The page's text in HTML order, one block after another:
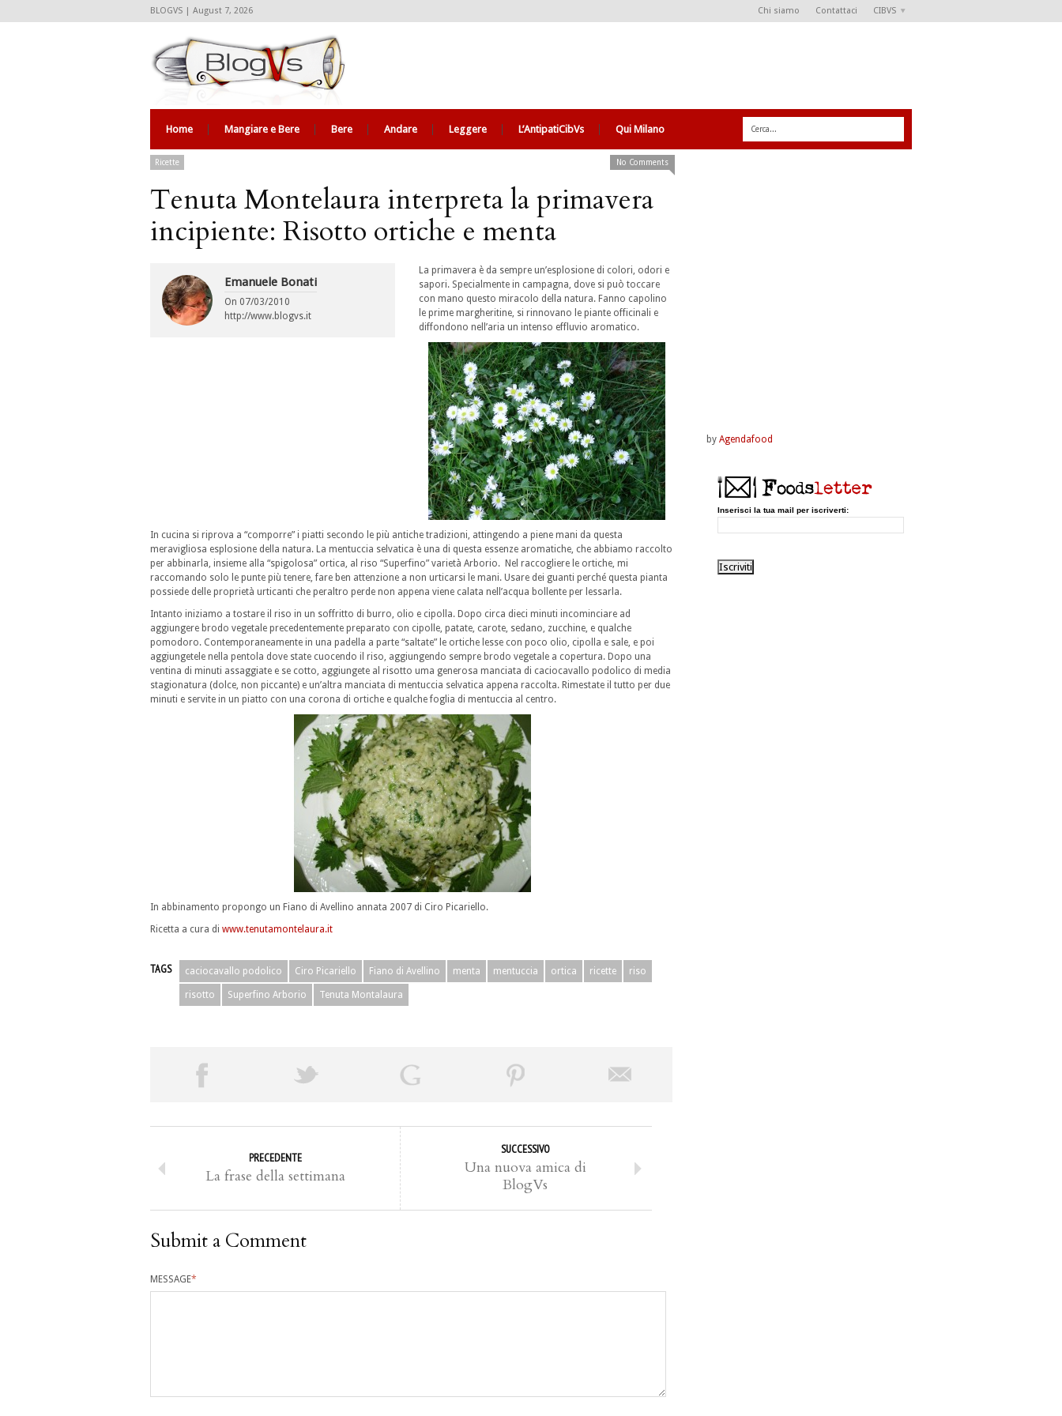
BLOGVS | August 7, 2026 Chi siamo Contattaci CIBVS
Home Mangiare e Bere Bere Andare Leggere L’AntipatiCibVs Qui Milano
Ricette No Comments
Tenuta Montelaura interpreta la primavera
incipiente: Risotto ortiche e menta
Emanuele Bonati
On 07/03/2010
http://www.blogvs.it
La primavera è da sempre un’esplosione di colori, odori e
sapori. Specialmente in campagna, dove si può toccare
con mano questo miracolo della natura. Fanno capolino
le prime margheritine, si rinnovano le piante officinali e
diffondono nell’aria un intenso effluvio aromatico.
In cucina si riprova a “comporre” i piatti secondo le più antiche tradizioni, attingendo a piene mani da questa
meravigliosa esplosione della natura. La mentuccia selvatica è una di questa essenze aromatiche, che abbiamo raccolto
per abbinarla, insieme alla “spigolosa” ortica, al riso “Superfino” varietà Arborio. Nel raccogliere le ortiche, mi
raccomando solo le punte più tenere, fare ben attenzione a non urticarsi le mani. Usare dei guanti perché questa pianta
possiede delle proprietà urticanti che peraltro perde non appena viene calata nell’acqua bollente per lessarla.
Intanto iniziamo a tostare il riso in un soffritto di burro, olio e cipolla. Dopo circa dieci minuti incominciare ad
aggiungere brodo vegetale precedentemente preparato con cipolle, patate, carote, sedano, zucchine, e qualche
pomodoro. Contemporaneamente in una padella a parte “saltate” le ortiche lesse con poco olio, cipolla e sale, e poi
aggiungetele nella pentola dove state cuocendo il riso, aggiungendo sempre brodo vegetale a copertura. Dopo una
ventina di minuti assaggiate e se cotto, aggiungete al risotto uma generosa manciata di caciocavallo podolico di media
stagionatura (dolce, non piccante) e un’altra manciata di mentuccia selvatica appena raccolta. Rimestate il tutto per due
minuti e servite in un piatto con una corona di ortiche e qualche foglia di mentuccia al centro.
In abbinamento propongo un Fiano di Avellino annata 2007 di Ciro Picariello.
Ricetta a cura di www.tenutamontelaura.it
TAGS caciocavallo podolico Ciro Picariello Fiano di Avellino menta mentuccia ortica ricette riso
risotto Superfino Arborio Tenuta Montalaura
PRECEDENTE
La frase della settimana
SUCCESSIVO
Una nuova amica di
BlogVs
Submit a Comment
MESSAGE*
by Agendafood
Inserisci la tua mail per iscriverti: